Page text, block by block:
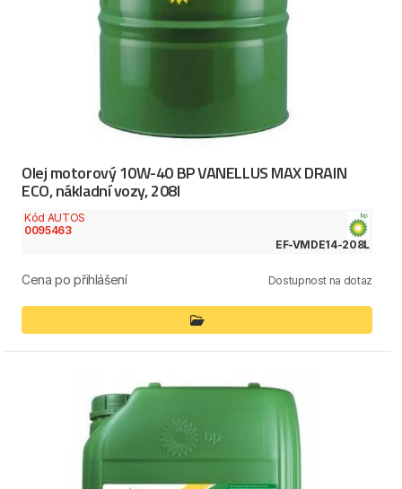
Olej motorový 10W-40 BP VANELLUS MAX DRAIN
ECO, nákladní vozy, 208l
Kód AUTOS
0095463
EF-VMDE14-208L
Cena po přihlášení Dostupnost na dotaz